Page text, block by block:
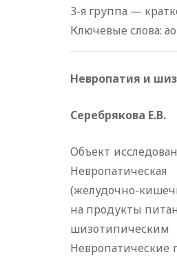
3-я группа —
Ключевые слова:
Невропатия и
Серебрякова Е.В.
Объект
(желудочно-
на продукты
шизотипическим